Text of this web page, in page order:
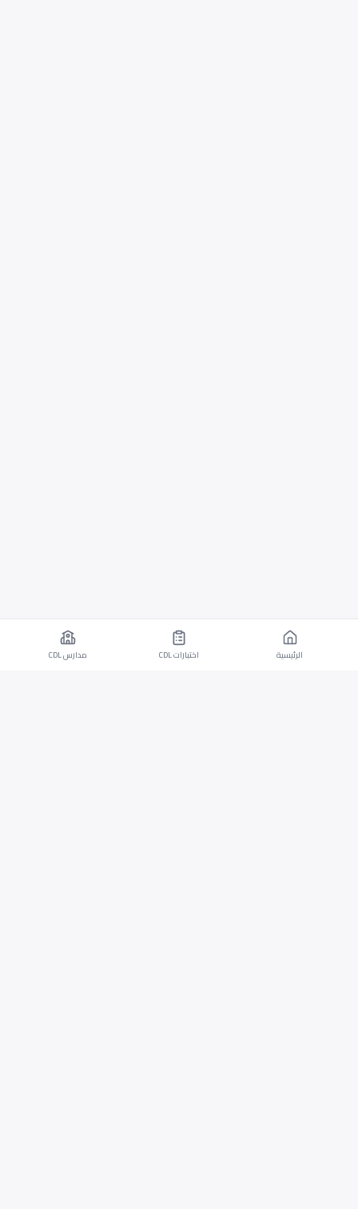
الرئيسية اختبارات CDL مدارس CDL